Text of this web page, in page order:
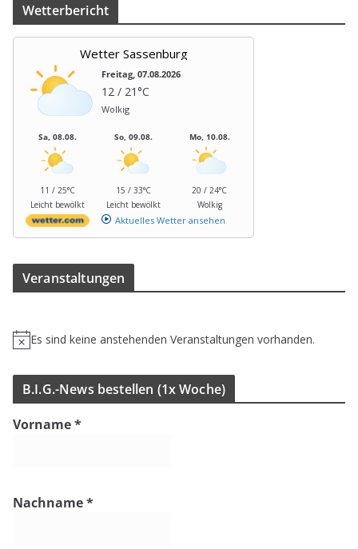
Wet­ter­be­richt
Wetter Sassenburg
Freitag, 07.08.2026
12 / 21°C
Wolkig
Sa, 08.08.
11 / 25°C
Leicht bewölkt
So, 09.08.
15 / 33°C
Leicht bewölkt
Mo, 10.08.
20 / 24°C
Wolkig
Aktuelles Wetter ansehen
Ver­an­stal­tun­gen
H
e
Es sind keine anstehenden Veranstaltungen vorhanden.
B.I.G.-News bestel­len (1x Woche)
Vorname*
Nachname*